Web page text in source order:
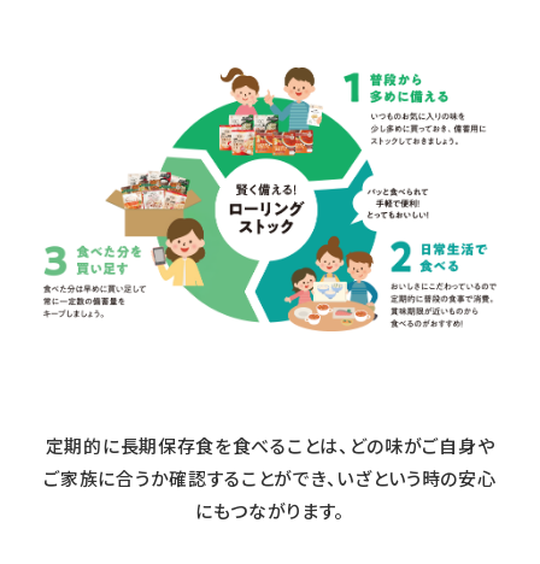
定期的に長期保存食を食べることは、どの味がご自身や
ご家族に合うか確認することができ、いざという時の安心
にもつながります。